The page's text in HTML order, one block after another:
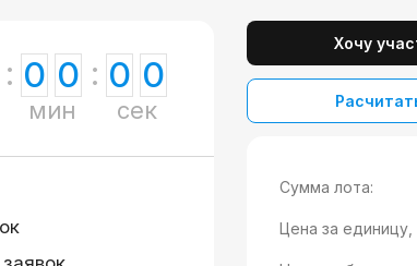
0 0
мин
0 0
сек
Хочу
Сумма лота:
Цена за единицу,